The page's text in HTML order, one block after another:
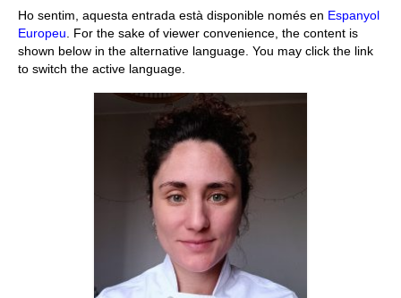
Contacte
Ho sentim, aquesta entrada està disponible només en Espanyol
Europeu . For the sake of viewer convenience, the content is
shown below in the alternative language. You may click the link
to switch the active language.